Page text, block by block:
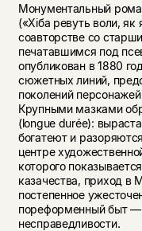
Монументальный
(«Хіба ревуть воли, як
соавторстве со
печатавшимся под
опубликован в 1880
сюжетных линий,
поколений
Крупными мазками
(longue durée):
богатеют и
центре
которого
казачества, приход в
постепенное
пореформенный быт —
несправедливости.